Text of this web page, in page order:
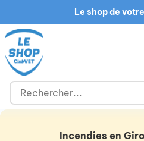
Le shop de
Incendies en